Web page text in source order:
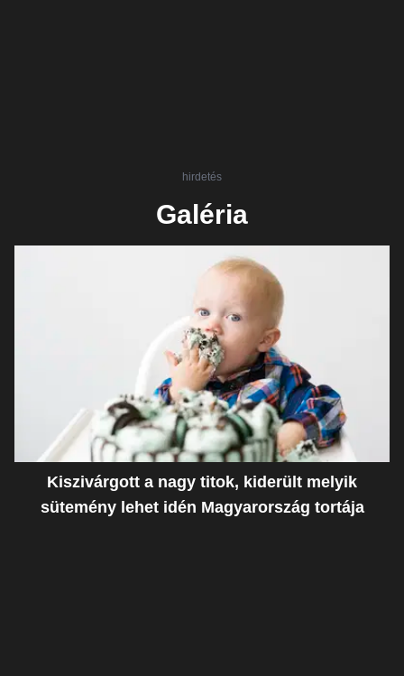
hirdetés
Galéria
Kiszivárgott a nagy titok, kiderült melyik
sütemény lehet idén Magyarország tortája